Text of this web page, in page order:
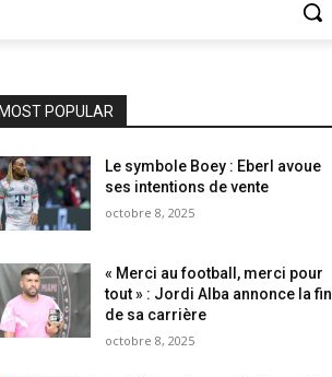
MOST POPULAR
Le symbole Boey : Eberl avoue
ses intentions de vente
octobre 8, 2025
« Merci au football, merci pour
tout » : Jordi Alba annonce la fin
de sa carrière
octobre 8, 2025